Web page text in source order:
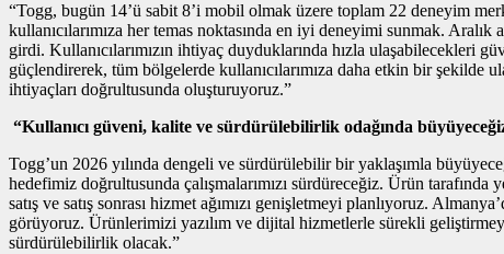
“Togg, bugün 14’ü sabit 8’i mobil olmak üzere toplam 22 deneyim
kullanıcılarımıza her temas noktasında en iyi deneyimi sunmak.
girdi. Kullanıcılarımızın ihtiyaç duyduklarında hızla ulaşabilecekleri
güçlendirerek, tüm bölgelerde kullanıcılarımıza daha etkin bir şekilde
ihtiyaçları doğrultusunda oluşturuyoruz.”
“Kullanıcı güveni, kalite ve sürdürülebilirlik odağında
Togg’un 2026 yılında dengeli ve sürdürülebilir bir yaklaşımla
hedefimiz doğrultusunda çalışmalarımızı sürdüreceğiz. Ürün
satış ve satış sonrası hizmet ağımızı genişletmeyi planlıyoruz.
görüyoruz. Ürünlerimizi yazılım ve dijital hizmetlerle sürekli
sürdürülebilirlik olacak.”